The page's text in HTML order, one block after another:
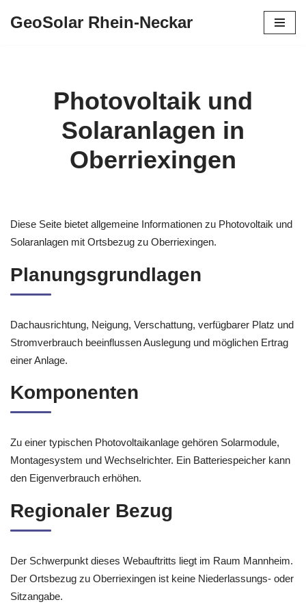
GeoSolar Rhein-Neckar
Photovoltaik und
Solaranlagen in
Oberriexingen
Diese Seite bietet allgemeine Informationen zu Photovoltaik und
Solaranlagen mit Ortsbezug zu Oberriexingen.
Planungsgrundlagen
Dachausrichtung, Neigung, Verschattung, verfügbarer Platz und
Stromverbrauch beeinflussen Auslegung und möglichen Ertrag
einer Anlage.
Komponenten
Zu einer typischen Photovoltaikanlage gehören Solarmodule,
Montagesystem und Wechselrichter. Ein Batteriespeicher kann
den Eigenverbrauch erhöhen.
Regionaler Bezug
Der Schwerpunkt dieses Webauftritts liegt im Raum Mannheim.
Der Ortsbezug zu Oberriexingen ist keine Niederlassungs- oder
Sitzangabe.